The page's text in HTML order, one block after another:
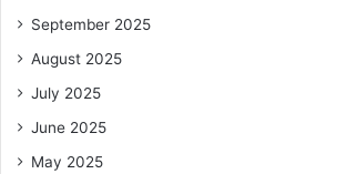
September 2025
August 2025
July 2025
June 2025
May 2025